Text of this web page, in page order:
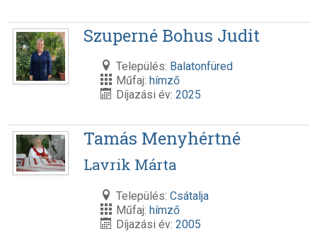
Szuperné Bohus Judit
Település: Balatonfüred
Műfaj: hímző
Díjazási év: 2025
Tamás Menyhértné
Lavrik Márta
Település: Csátalja
Műfaj: hímző
Díjazási év: 2005